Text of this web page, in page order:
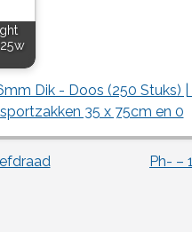
Dik - Doos (250 Stuks)
35 x 75cm en 0
Ph- –